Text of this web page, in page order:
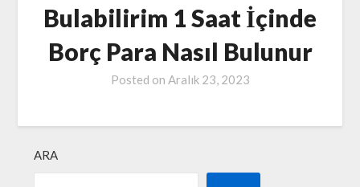
Bulabilirim 1 Saat İçinde
Borç Para Nasıl Bulunur
Posted on Aralık 23, 2023
ARA